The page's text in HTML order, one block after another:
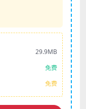
29.9MB
免费
免费